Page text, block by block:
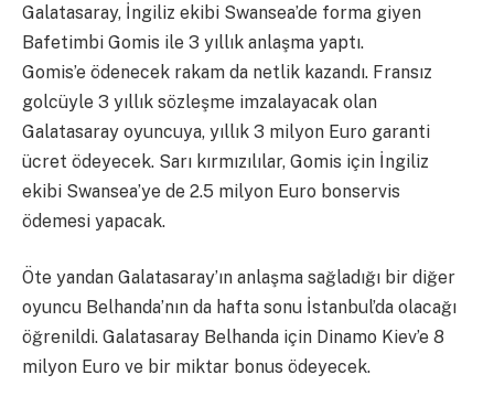
Galatasaray, İngiliz ekibi Swansea’de forma giyen
Bafetimbi Gomis ile 3 yıllık anlaşma yaptı.
Gomis’e ödenecek rakam da netlik kazandı. Fransız
golcüyle 3 yıllık sözleşme imzalayacak olan
Galatasaray oyuncuya, yıllık 3 milyon Euro garanti
ücret ödeyecek. Sarı kırmızılılar, Gomis için İngiliz
ekibi Swansea’ye de 2.5 milyon Euro bonservis
ödemesi yapacak.
Öte yandan Galatasaray’ın anlaşma sağladığı bir diğer
oyuncu Belhanda’nın da hafta sonu İstanbul’da olacağı
öğrenildi. Galatasaray Belhanda için Dinamo Kiev’e 8
milyon Euro ve bir miktar bonus ödeyecek.